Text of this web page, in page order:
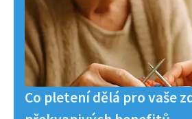
Co pletení dělá pro vaše